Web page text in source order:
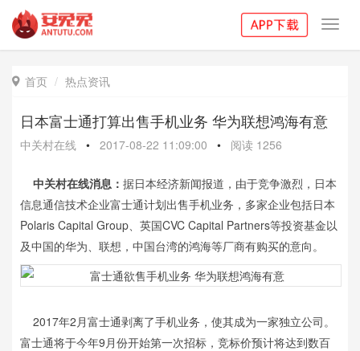
 首页 热点资讯
日本富士通打算出售手机业务 华为联想鸿海有意
中关村在线 • 2017-08-22 11:09:00 • 阅读 1256
中关村在线消息： 据日本经济新闻报道，由于竞争激烈，日本
信息通信技术企业富士通计划出售手机业务，多家企业包括日本
Polaris Capital Group、英国CVC Capital Partners等投资基金以
及中国的华为、联想，中国台湾的鸿海等厂商有购买的意向。
2017年2月富士通剥离了手机业务，使其成为一家独立公司。
富士通将于今年9月份开始第一次招标，竞标价预计将达到数百